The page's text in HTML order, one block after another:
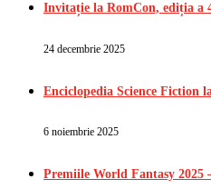
Invitație la RomCon, ediția a
24 decembrie 2025
Enciclopedia Science Fiction
6 noiembrie 2025
Premiile World Fantasy